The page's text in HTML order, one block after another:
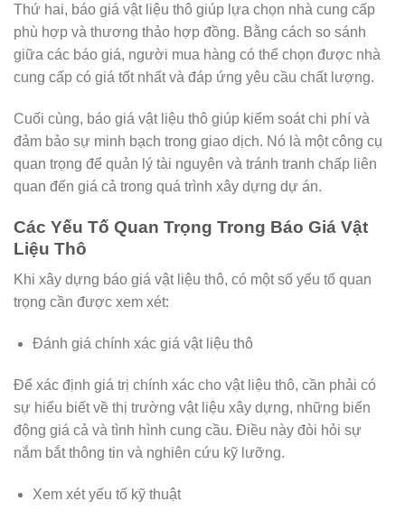
Thứ hai, báo giá vật liệu thô giúp lựa chọn nhà cung cấp
phù hợp và thương thảo hợp đồng. Bằng cách so sánh
giữa các báo giá, người mua hàng có thể chọn được nhà
cung cấp có giá tốt nhất và đáp ứng yêu cầu chất lượng.
Cuối cùng, báo giá vật liệu thô giúp kiểm soát chi phí và
đảm bảo sự minh bạch trong giao dịch. Nó là một công cụ
quan trọng để quản lý tài nguyên và tránh tranh chấp liên
quan đến giá cả trong quá trình xây dựng dự án.
Các Yếu Tố Quan Trọng Trong Báo Giá Vật
Liệu Thô
Khi xây dựng báo giá vật liệu thô, có một số yếu tố quan
trọng cần được xem xét:
Đánh giá chính xác giá vật liệu thô
Để xác định giá trị chính xác cho vật liệu thô, cần phải có
sự hiểu biết về thị trường vật liệu xây dựng, những biến
động giá cả và tình hình cung cầu. Điều này đòi hỏi sự
nắm bắt thông tin và nghiên cứu kỹ lưỡng.
Xem xét yếu tố kỹ thuật